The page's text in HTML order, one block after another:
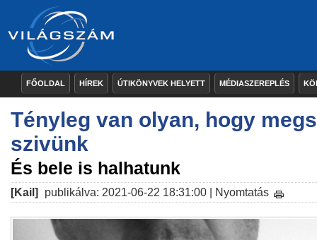
FŐOLDAL HÍREK ÚTIKÖNYVEK HELYETT MÉDIASZEREPLÉS
Tényleg van olyan, hogy
szivünk
És bele is halhatunk
[Kail] publikálva: 2021-06-22 18:31:00 | Nyomtatás